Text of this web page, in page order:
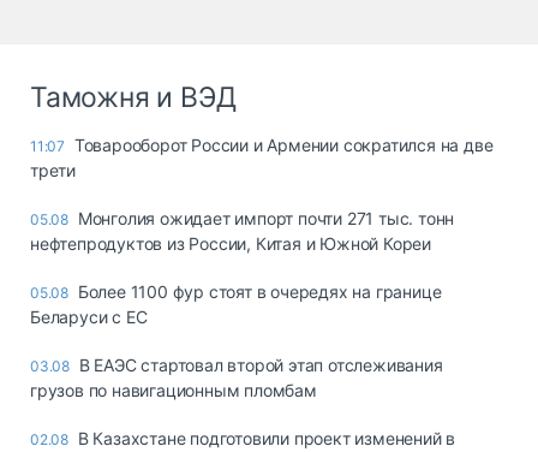
Таможня и ВЭД
11:07 Товарооборот России и Армении сократился на две
трети
05.08 Монголия ожидает импорт почти 271 тыс. тонн
нефтепродуктов из России, Китая и Южной Кореи
05.08 Более 1100 фур стоят в очередях на границе
Беларуси с ЕС
03.08 В ЕАЭС стартовал второй этап отслеживания
грузов по навигационным пломбам
02.08 В Казахстане подготовили проект изменений в